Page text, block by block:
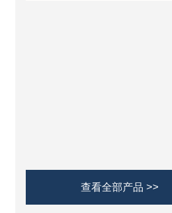
查看全部产品 >>